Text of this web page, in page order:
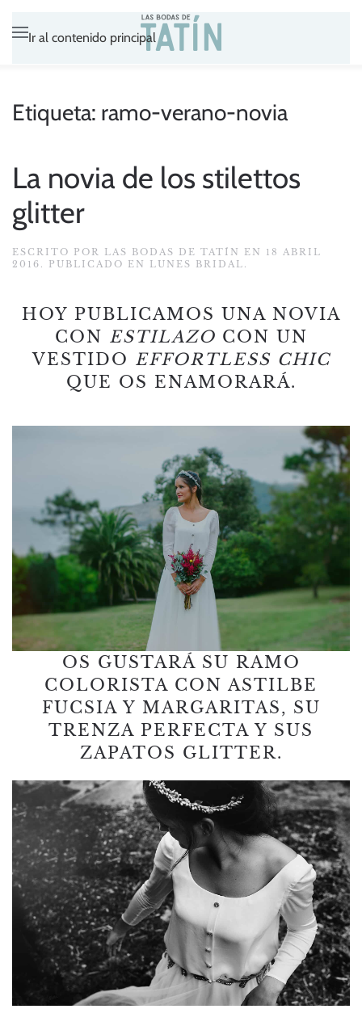
Ir al contenido principal
Etiqueta: ramo-verano-novia
La novia de los stilettos
glitter
ESCRITO POR LAS BODAS DE TATÍN EN 18 ABRIL
2016 . PUBLICADO EN LUNES BRIDAL .
HOY PUBLICAMOS UNA NOVIA
CON ESTILAZO CON UN
VESTIDO EFFORTLESS CHIC
QUE OS ENAMORARÁ.
OS GUSTARÁ SU RAMO
COLORISTA CON ASTILBE
FUCSIA Y MARGARITAS, SU
TRENZA PERFECTA Y SUS
ZAPATOS GLITTER.